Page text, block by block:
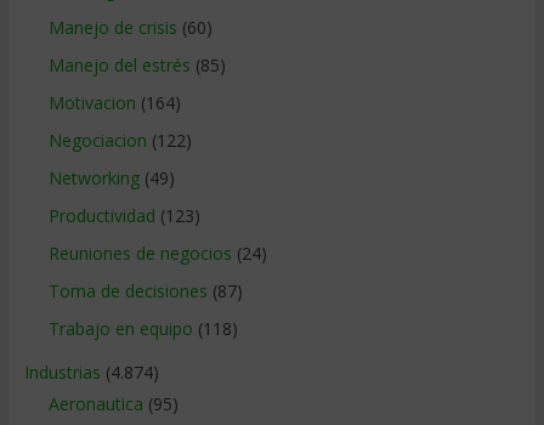
Manejo de crisis (60)
Manejo del estrés (85)
Motivacion (164)
Negociacion (122)
Networking(49)
Productividad (123)
Reuniones de negocios (24)
Toma de decisiones (87)
Trabajo en equipo (118)
Industrias (4.874)
Aeronautica (95)